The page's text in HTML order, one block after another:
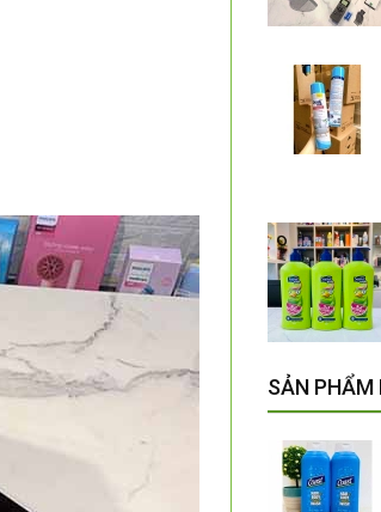
SẢN PHẨM